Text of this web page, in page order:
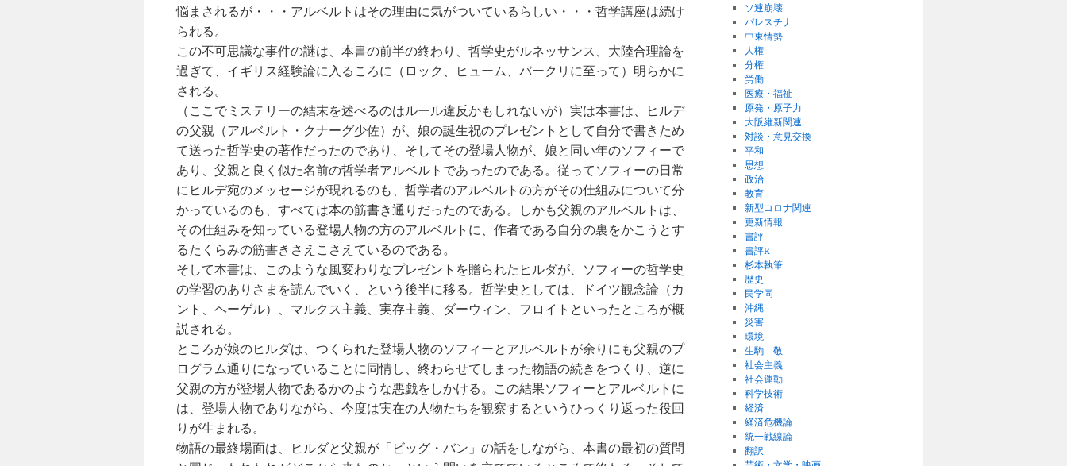
悩まされるが・・・アルベルトはその理由に気がついているらしい・・・哲学講座は続け
られる。
この不可思議な事件の謎は、本書の前半の終わり、哲学史がルネッサンス、大陸合理論を
過ぎて、イギリス経験論に入るころに（ロック、ヒューム、バークリに至って）明らかに
される。
（ここでミステリーの結末を述べるのはルール違反かもしれないが）実は本書は、ヒルデ
の父親（アルベルト・クナーグ少佐）が、娘の誕生祝のプレゼントとして自分で書きため
て送った哲学史の著作だったのであり、そしてその登場人物が、娘と同い年のソフィーで
あり、父親と良く似た名前の哲学者アルベルトであったのである。従ってソフィーの日常
にヒルデ宛のメッセージが現れるのも、哲学者のアルベルトの方がその仕組みについて分
かっているのも、すべては本の筋書き通りだったのである。しかも父親のアルベルトは、
その仕組みを知っている登場人物の方のアルベルトに、作者である自分の裏をかこうとす
るたくらみの筋書きさえこさえているのである。
そして本書は、このような風変わりなプレゼントを贈られたヒルダが、ソフィーの哲学史
の学習のありさまを読んでいく、という後半に移る。哲学史としては、ドイツ観念論（カ
ント、ヘーゲル）、マルクス主義、実存主義、ダーウィン、フロイトといったところが概
説される。
ところが娘のヒルダは、つくられた登場人物のソフィーとアルベルトが余りにも父親のプ
ログラム通りになっていることに同情し、終わらせてしまった物語の続きをつくり、逆に
父親の方が登場人物であるかのような悪戯をしかける。この結果ソフィーとアルベルトに
は、登場人物でありながら、今度は実在の人物たちを観察するというひっくり返った役回
りが生まれる。
物語の最終場面は、ヒルダと父親が「ビッグ・バン」の話をしながら、本書の最初の質問
ソ連崩壊
パレスチナ
中東情勢
人権
分権
労働
医療・福祉
原発・原子力
大阪維新関連
対談・意見交換
平和
思想
政治
教育
新型コロナ関連
更新情報
書評
書評R
杉本執筆
歴史
民学同
沖縄
災害
環境
生駒 敬
社会主義
社会運動
科学技術
経済
経済危機論
統一戦線論
翻訳